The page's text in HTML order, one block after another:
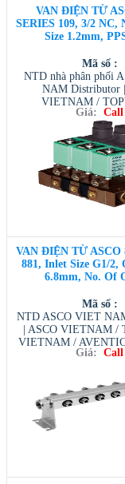
VAN ĐIỆN TỪ
SERIES 109, 3/2 NC,
Size 1.2mm,
Mã số :
NTD nhà phân phối
NAM Distributor
VIETNAM /
VIETNAM /
/ TESCOM
Giá: Call
VAN ĐIỆN TỪ ASCO
881, Inlet Size G1/2,
6.8mm, No. Of
Mã số :
NTD ASCO VIET
| ASCO VIETNAM /
VIETNAM /
/ TESCOM
Giá: Call